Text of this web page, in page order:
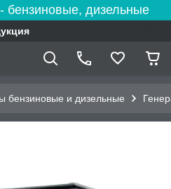
бензиновые, дизельные
бензиновые и дизельные